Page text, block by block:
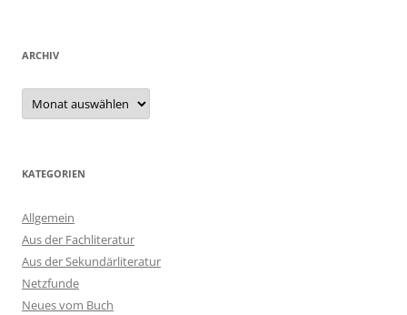
ARCHIV
Archiv
KATEGORIEN
Allgemein
Aus der Fachliteratur
Aus der Sekundärliteratur
Netzfunde
Neues vom Buch